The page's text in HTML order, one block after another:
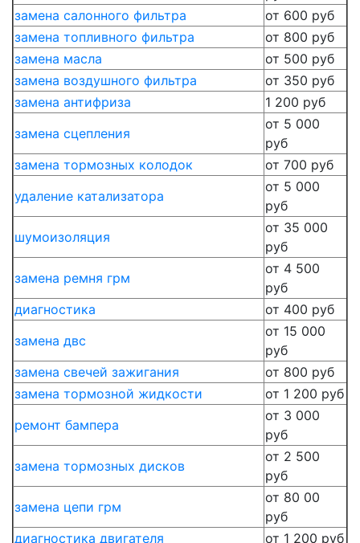
замена салонного фильтра
от 600 руб
замена топливного фильтра
от 800 руб
замена масла
от 500 руб
замена воздушного фильтра
от 350 руб
замена антифриза
1 200 руб
замена сцепления
от 5 000
руб
замена тормозных колодок
от 700 руб
удаление катализатора
от 5 000
руб
шумоизоляция
от 35 000
руб
замена ремня грм
от 4 500
руб
диагностика
от 400 руб
замена двс
от 15 000
руб
замена свечей зажигания
от 800 руб
замена тормозной жидкости
от 1 200 руб
ремонт бампера
от 3 000
руб
замена тормозных дисков
от 2 500
руб
замена цепи грм
от 80 00
руб
диагностика двигателя
от 1 200 руб